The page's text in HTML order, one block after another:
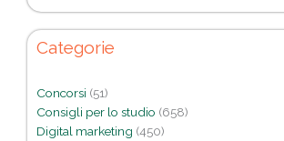
Categorie
Concorsi (51)
Consigli per lo studio (658)
Digital marketing (450)